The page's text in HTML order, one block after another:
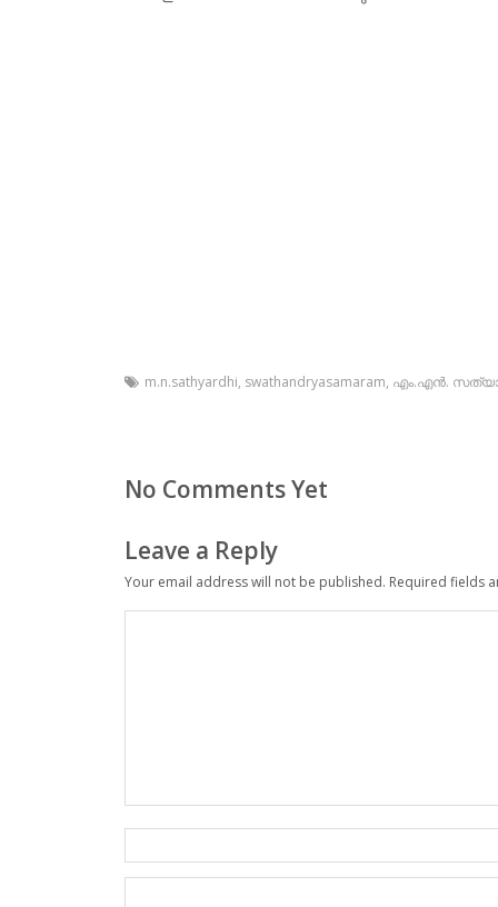
m.n.sathyardhi, swathandryasamaram, എം.എന്‍.
No Comments Yet
Leave a Reply
Your email address will not be published. Required fields